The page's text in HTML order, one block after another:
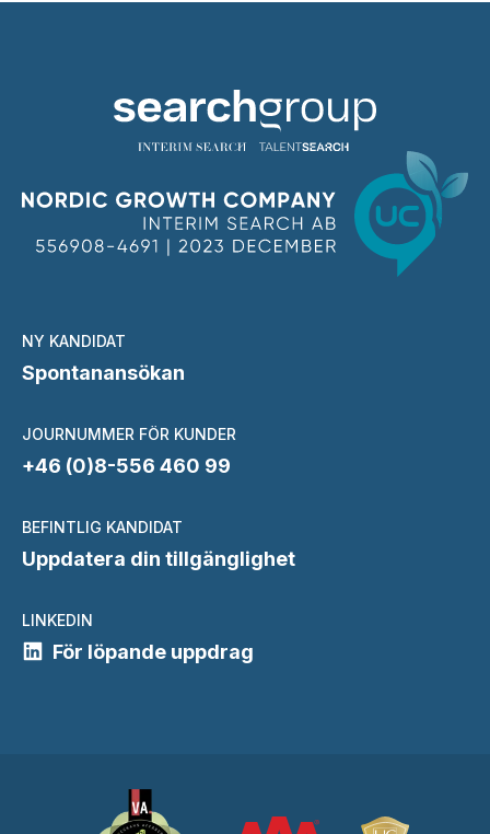
NY KANDIDAT
Spontanansökan
JOURNUMMER FÖR KUNDER
+46 (0)8-556 460 99
BEFINTLIG KANDIDAT
Uppdatera din tillgänglighet
LINKEDIN
För löpande uppdrag